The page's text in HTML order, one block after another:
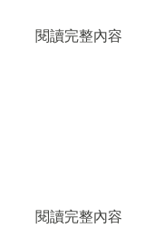
閱讀完整內容
閱讀完整內容